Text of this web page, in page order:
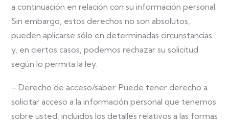
a continuación en relación con su información personal.
Sin embargo, estos derechos no son absolutos,
pueden aplicarse sólo en determinadas circunstancias
y, en ciertos casos, podemos rechazar su solicitud
según lo permita la ley.
– Derecho de acceso/saber. Puede tener derecho a
solicitar acceso a la información personal que tenemos
sobre usted, incluidos los detalles relativos a las formas